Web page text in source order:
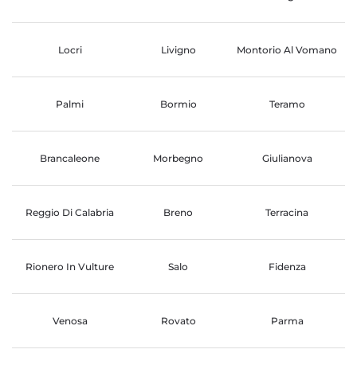
Locri Livigno Montorio Al Vomano
Palmi Bormio Teramo
Brancaleone Morbegno Giulianova
Reggio Di Calabria Breno Terracina
Rionero In Vulture Salo Fidenza
Venosa Rovato Parma